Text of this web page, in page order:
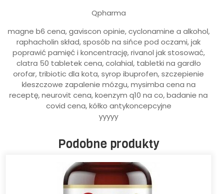
Qpharma
magne b6 cena, gaviscon opinie, cyclonamine a alkohol,
raphacholin skład, sposób na sińce pod oczami, jak
poprawić pamięć i koncentrację, rivanol jak stosować,
clatra 50 tabletek cena, colahial, tabletki na gardło
orofar, tribiotic dla kota, syrop ibuprofen, szczepienie
kleszczowe zapalenie mózgu, mysimba cena na
receptę, neurovit cena, koenzym q10 na co, badanie na
covid cena, kółko antykoncepcyjne
yyyyy
Podobne produkty